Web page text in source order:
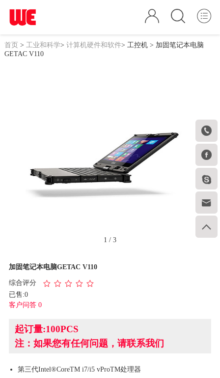





首页> 工业和科学> 计算机硬件和软件> 工控机> 加固笔记本电脑
GETAC V110
1 / 3
加固笔记本电脑GETAC V110
综合评分
已售:0
客户问答 0
起订量:100PCS
注：如果您有任何问题，请联系我们
第三代Intel®CoreTM i7/i5 vProTM处理器